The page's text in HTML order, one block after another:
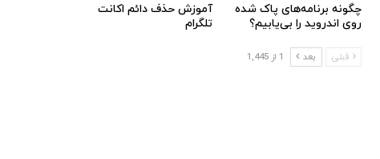
چگونه برنامه‌های پاک شده
روی اندروید را بی‌یابیم؟
آموزش حذف دائم اکانت
تلگرام
قبلی بعد 1 از 1,445